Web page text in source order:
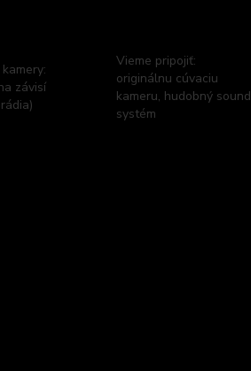
závisí
Vieme pripojiť:
originálnu cúvaciu
kameru, hudobný sound
systém